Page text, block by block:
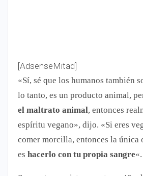
[AdsenseMitad]
«Sí, sé que los humanos también
lo tanto, es un producto animal,
el maltrato animal, entonces
espíritu vegano», dijo. «Si eres
comer morcilla, entonces la única
es hacerlo con tu propia sangre«.